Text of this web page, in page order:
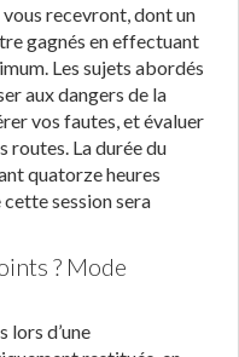
recevront, dont un
gagnés en effectuant
Les sujets abordés
aux dangers de la
vos fautes, et évaluer
routes. La durée du
quatorze heures
cette session sera
? Mode
lors d’une